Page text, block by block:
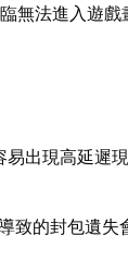
無法進入遊戲
易出現高延遲
致的封包遺失